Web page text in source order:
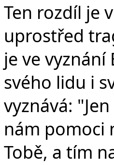
Ten rozdíl je
uprostřed
je ve
svého lidu i
vyznává:
nám pomoci
Tobě, a tím